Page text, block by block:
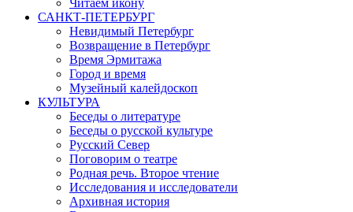
САНКТ-ПЕТЕРБУРГ
Невидимый Петербург
Возвращение в Петербург
Время Эрмитажа
Город и время
Музейный калейдоскоп
КУЛЬТУРА
Беседы о литературе
Беседы о русской культуре
Русский Север
Поговорим о театре
Родная речь. Второе чтение
Исследования и исследователи
Архивная история